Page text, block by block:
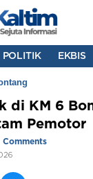
POLITIK EKBIS
di KM 6
Pemotor
Comments